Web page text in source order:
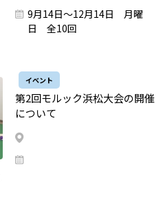
9月14日～12月14日 月曜
日 全10回
イベント
第2回モルック浜松大会の開催
について